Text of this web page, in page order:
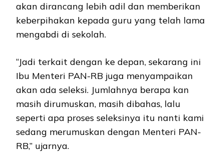
akan dirancang lebih adil dan memberikan
keberpihakan kepada guru yang telah lama
mengabdi di sekolah.
“Jadi terkait dengan ke depan, sekarang ini
Ibu Menteri PAN-RB juga menyampaikan
akan ada seleksi. Jumlahnya berapa kan
masih dirumuskan, masih dibahas, lalu
seperti apa proses seleksinya itu nanti kami
sedang merumuskan dengan Menteri PAN-
RB,” ujarnya.